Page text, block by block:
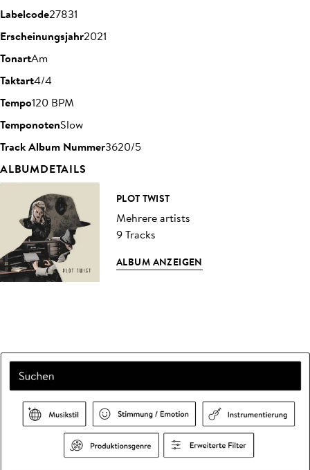
Labelcode27831
Erscheinungsjahr2021
TonartAm
Taktart4/4
Tempo120 BPM
TemponotenSlow
Track Album Nummer3620/5
ALBUMDETAILS
PLOT TWIST
Mehrere artists
9 Tracks
ALBUM ANZEIGEN